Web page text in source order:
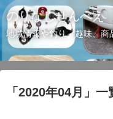
のりなしせんべえ
地域情報や釣り、趣味、商
「 2020年04月 」 一